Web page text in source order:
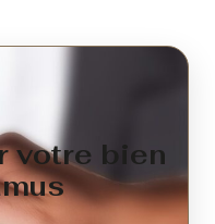
votre bien